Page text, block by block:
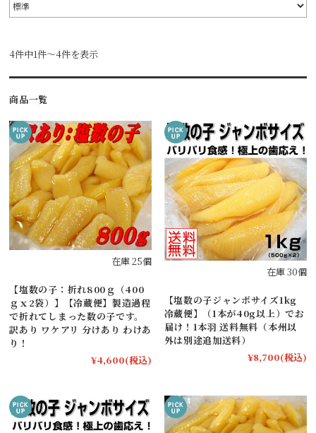
4件中1件～4件を表示
商品一覧
在庫 25個
【塩数の子：折れ800ｇ（400
ｇｘ2袋）】【冷蔵便】製造過程
で折れてしまった数の子です。
訳あり ワケアリ 分けあり わけあ
り！
¥4,600(税込)
在庫 30個
【塩数の子ジャンボサイズ1kg
冷蔵便】（1本が40g以上）でお
届け！1本羽 送料無料（本州以
外は別途追加送料）
¥8,700(税込)